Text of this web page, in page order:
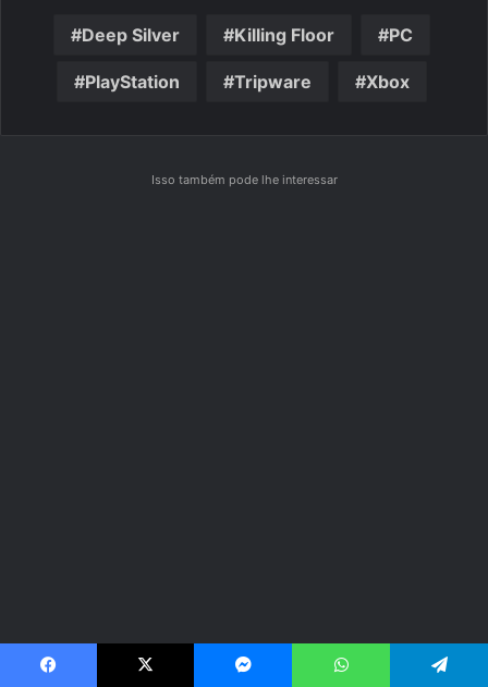
Deep Silver Killing Floor PC
PlayStation Tripware Xbox
Isso também pode lhe interessar